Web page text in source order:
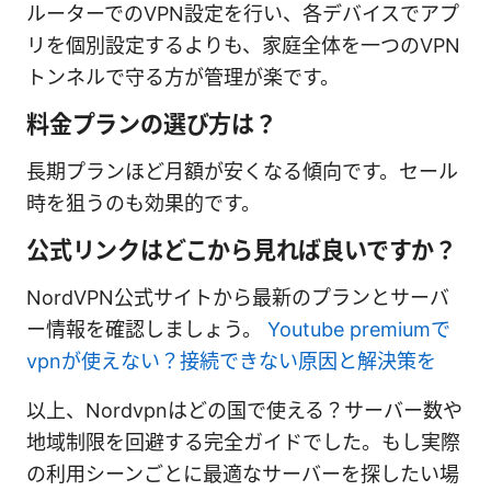
ルーターでのVPN設定を行い、各デバイスでアプ
リを個別設定するよりも、家庭全体を一つのVPN
トンネルで守る方が管理が楽です。
料金プランの選び方は？
長期プランほど月額が安くなる傾向です。セール
時を狙うのも効果的です。
公式リンクはどこから見れば良いですか？
NordVPN公式サイトから最新のプランとサーバ
ー情報を確認しましょう。 Youtube premiumで
vpnが使えない？接続できない原因と解決策を
以上、Nordvpnはどの国で使える？サーバー数や
地域制限を回避する完全ガイドでした。もし実際
の利用シーンごとに最適なサーバーを探したい場